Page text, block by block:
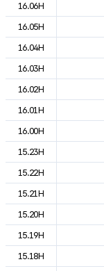
16.06H
16.05H
16.04H
16.03H
16.02H
16.01H
16.00H
15.23H
15.22H
15.21H
15.20H
15.19H
15.18H